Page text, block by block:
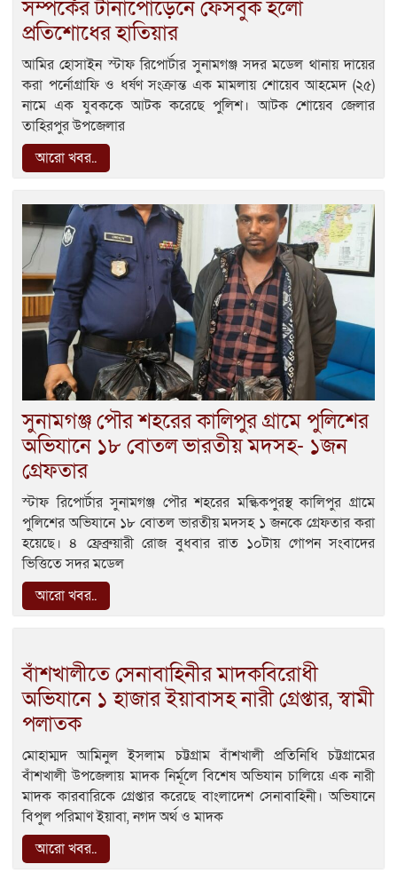
সম্পর্কের টানাপোড়েনে ফেসবুক হলো
প্রতিশোধের হাতিয়ার
আমির হোসাইন স্টাফ রিপোর্টার সুনামগঞ্জ সদর মডেল থানায় দায়ের
করা পর্নোগ্রাফি ও ধর্ষণ সংক্রান্ত এক মামলায় শোয়েব আহমেদ (২৫)
নামে এক যুবককে আটক করেছে পুলিশ। আটক শোয়েব জেলার
তাহিরপুর উপজেলার
আরো খবর..
‎সুনামগঞ্জ পৌর শহরের কালিপুর গ্রামে পুলিশের
অভিযানে ১৮ বোতল ভারতীয় মদসহ- ১জন
গ্রেফতার
স্টাফ রিপোর্টার সুনামগঞ্জ পৌর শহরের মল্কিকপুরস্থ কালিপুর গ্রামে
পুলিশের অভিযানে ১৮ বোতল ভারতীয় মদসহ ১ জনকে গ্রেফতার করা
হয়েছে। ৪ ফ্রেব্রুয়ারী রোজ বুধবার রাত ১০টায় গোপন সংবাদের
ভিত্তিতে সদর মডেল
আরো খবর..
বাঁশখালীতে সেনাবাহিনীর মাদকবিরোধী
অভিযানে ১ হাজার ইয়াবাসহ নারী গ্রেপ্তার, স্বামী
পলাতক
মোহাম্মদ আমিনুল ইসলাম চট্টগ্রাম বাঁশখালী প্রতিনিধি চট্টগ্রামের
বাঁশখালী উপজেলায় মাদক নির্মূলে বিশেষ অভিযান চালিয়ে এক নারী
মাদক কারবারিকে গ্রেপ্তার করেছে বাংলাদেশ সেনাবাহিনী। অভিযানে
বিপুল পরিমাণ ইয়াবা, নগদ অর্থ ও মাদক
আরো খবর..